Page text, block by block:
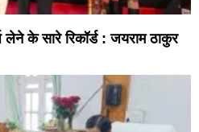
के सारे रिकॉर्ड : जयराम ठाकुर